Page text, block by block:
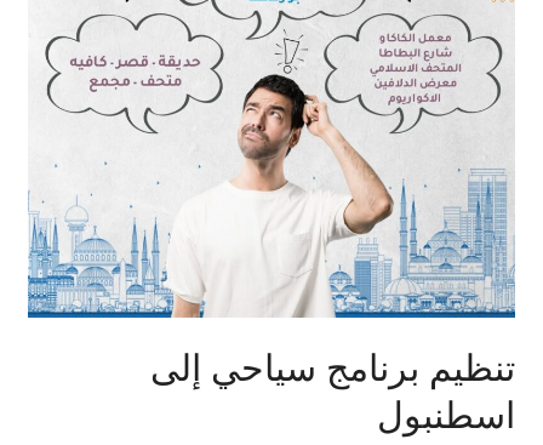
تنظيم برنامج سياحي إلى
اسطنبول